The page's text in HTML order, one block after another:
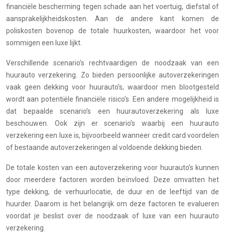
financiële bescherming tegen schade aan het voertuig, diefstal of
aansprakelijkheidskosten. Aan de andere kant komen de
poliskosten bovenop de totale huurkosten, waardoor het voor
sommigen een luxe lijkt.
Verschillende scenario’s rechtvaardigen de noodzaak van een
huurauto verzekering. Zo bieden persoonlijke autoverzekeringen
vaak geen dekking voor huurauto’s, waardoor men blootgesteld
wordt aan potentiële financiële risico’s. Een andere mogelijkheid is
dat bepaalde scenario’s een huurautoverzekering als luxe
beschouwen. Ook zijn er scenario’s waarbij een huurauto
verzekering een luxe is, bijvoorbeeld wanneer credit card voordelen
of bestaande autoverzekeringen al voldoende dekking bieden.
De totale kosten van een autoverzekering voor huurauto’s kunnen
door meerdere factoren worden beïnvloed. Deze omvatten het
type dekking, de verhuurlocatie, de duur en de leeftijd van de
huurder. Daarom is het belangrijk om deze factoren te evalueren
voordat je beslist over de noodzaak of luxe van een huurauto
verzekering.